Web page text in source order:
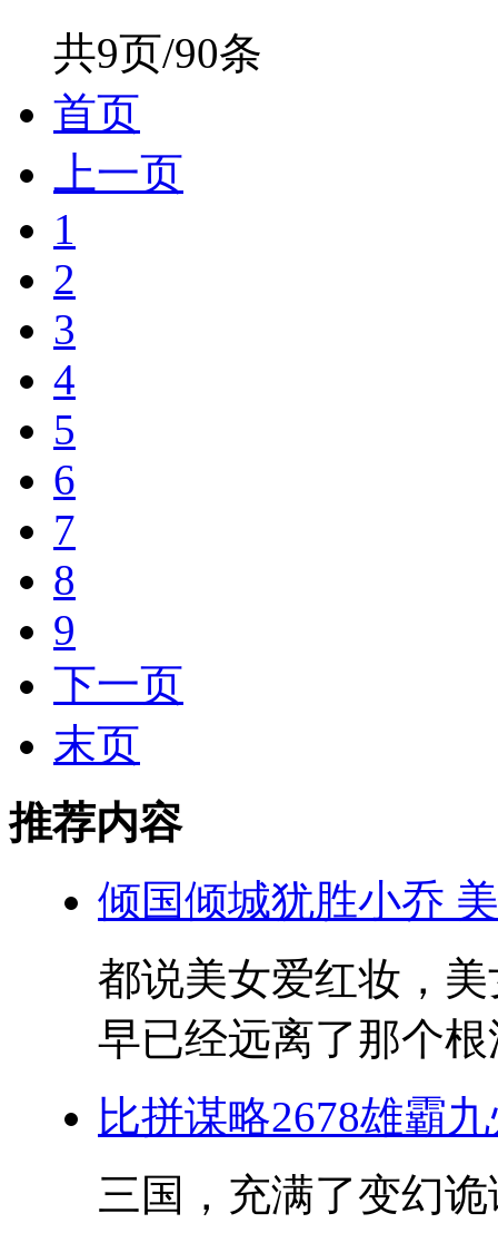
共9页/90条
首页
上一页
1
2
3
4
5
6
7
8
9
下一页
末页
推荐内容
倾国倾城犹胜小乔
都说美女爱红妆，
早已经远离了那个
比拼谋略2678雄霸
三国，充满了变幻